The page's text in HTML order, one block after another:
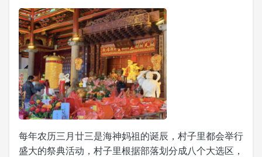
每年农历三月廿三是海神妈祖的诞辰，村子里都会举行
盛大的祭典活动，村子里根据部落划分成八个大选区，